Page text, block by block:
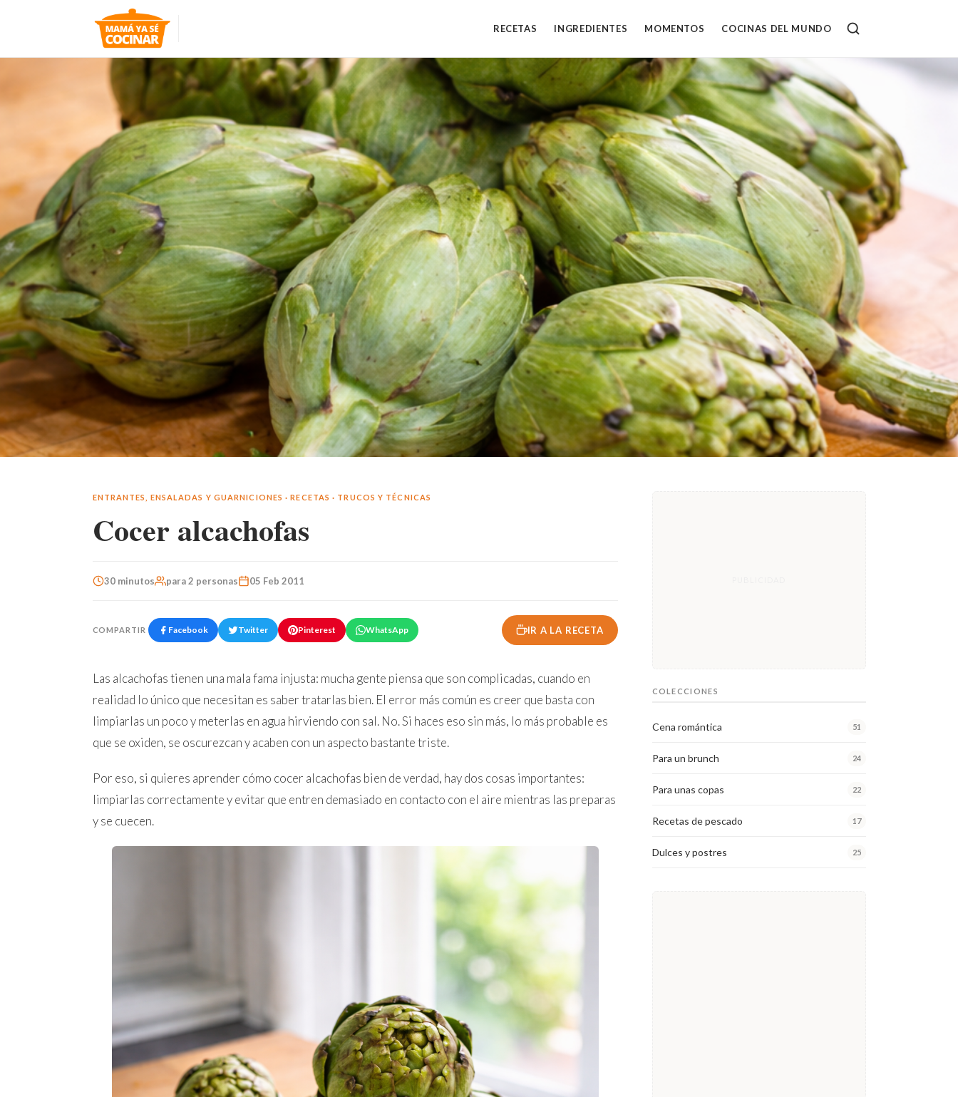
RECETAS INGREDIENTES MOMENTOS COCINAS DEL MUNDO
ENTRANTES, ENSALADAS Y GUARNICIONES ·RECETAS · TRUCOS Y TÉCNICAS
Cocer alcachofas
30 minutos para 2 personas 05 Feb 2011
COMPARTIR Facebook Twitter Pinterest WhatsApp IR A LA RECETA
Las alcachofas tienen una mala fama injusta: mucha gente piensa que son complicadas, cuando en
realidad lo único que necesitan es saber tratarlas bien. El error más común es creer que basta con
limpiarlas un poco y meterlas en agua hirviendo con sal. No. Si haces eso sin más, lo más probable es
que se oxiden, se oscurezcan y acaben con un aspecto bastante triste.
Por eso, si quieres aprender cómo cocer alcachofas bien de verdad, hay dos cosas importantes:
limpiarlas correctamente y evitar que entren demasiado en contacto con el aire mientras las preparas
y se cuecen.
COLECCIONES
Cena romántica 51
Para un brunch 24
Para unas copas 22
Recetas de pescado 17
Dulces y postres 25